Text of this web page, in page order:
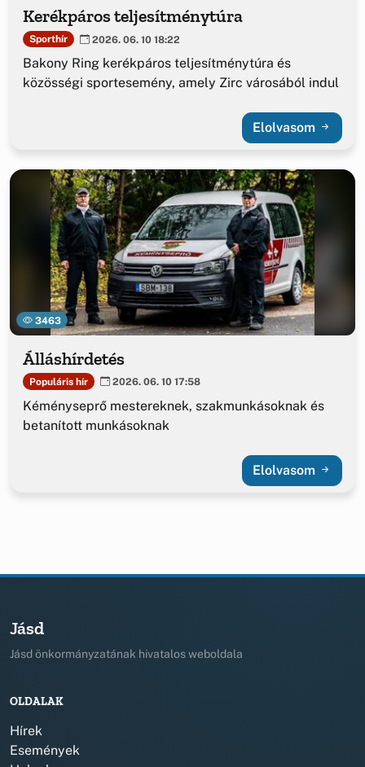
Kerékpáros teljesítménytúra
Sporthír 2026. 06. 10 18:22
Bakony Ring kerékpáros teljesítménytúra és
közösségi sportesemény, amely Zirc városából indul
Elolvasom
3463
Álláshírdetés
Populáris hír 2026. 06. 10 17:58
Kéményseprő mestereknek, szakmunkásoknak és
betanított munkásoknak
Elolvasom
Jásd
Jásd önkormányzatának hivatalos weboldala
OLDALAK
Hírek
Események